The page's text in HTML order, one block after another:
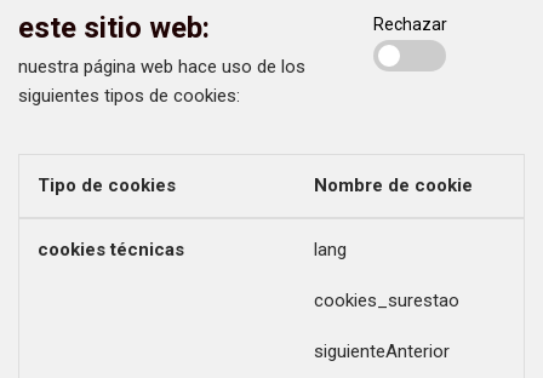
este sitio web:
nuestra página web hace uso de los
siguientes tipos de cookies:
Rechazar
Tipo de cookies Nombre de cookie
cookies técnicas lang
cookies_surestao
siguienteAnterior